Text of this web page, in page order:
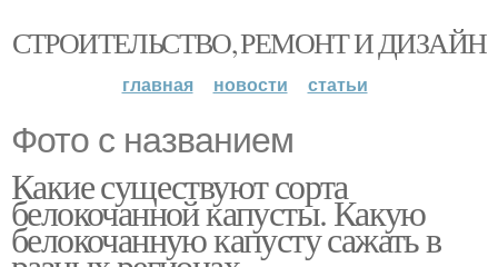
СТРОИТЕЛЬСТВО, РЕМОНТ И ДИЗАЙН
главная новости статьи
Фото с названием
Какие существуют сорта
белокочанной капусты. Какую
белокочанную капусту сажать в